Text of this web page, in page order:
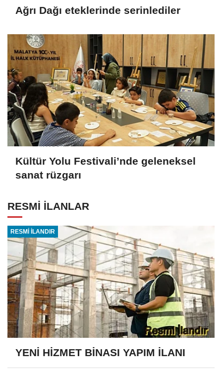
Ağrı Dağı eteklerinde serinlediler
Kültür Yolu Festivali’nde geleneksel
sanat rüzgarı
RESMİ İLANLAR
RESMİ İLANDIR
YENİ HİZMET BİNASI YAPIM İLANI